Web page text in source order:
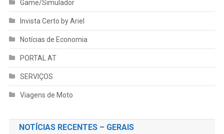
Game/Simulador
Invista Certo by Ariel
Notícias de Economia
PORTAL AT
SERVIÇOS
Viagens de Moto
NOTÍCIAS RECENTES – GERAIS